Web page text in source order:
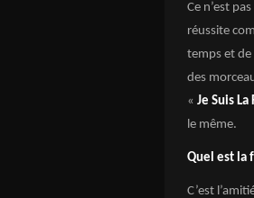
Ce n’est
réussite
temps et de
des
« Je Suis
le même.
Quel est la
C’est